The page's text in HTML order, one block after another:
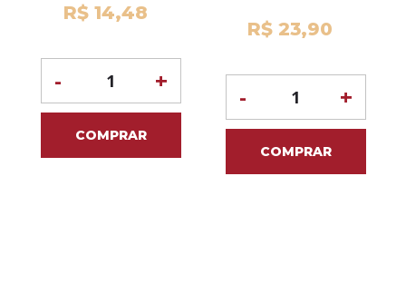
R$ 14,48
+
-
COMPRAR
R$ 23,90
+
-
COMPRAR